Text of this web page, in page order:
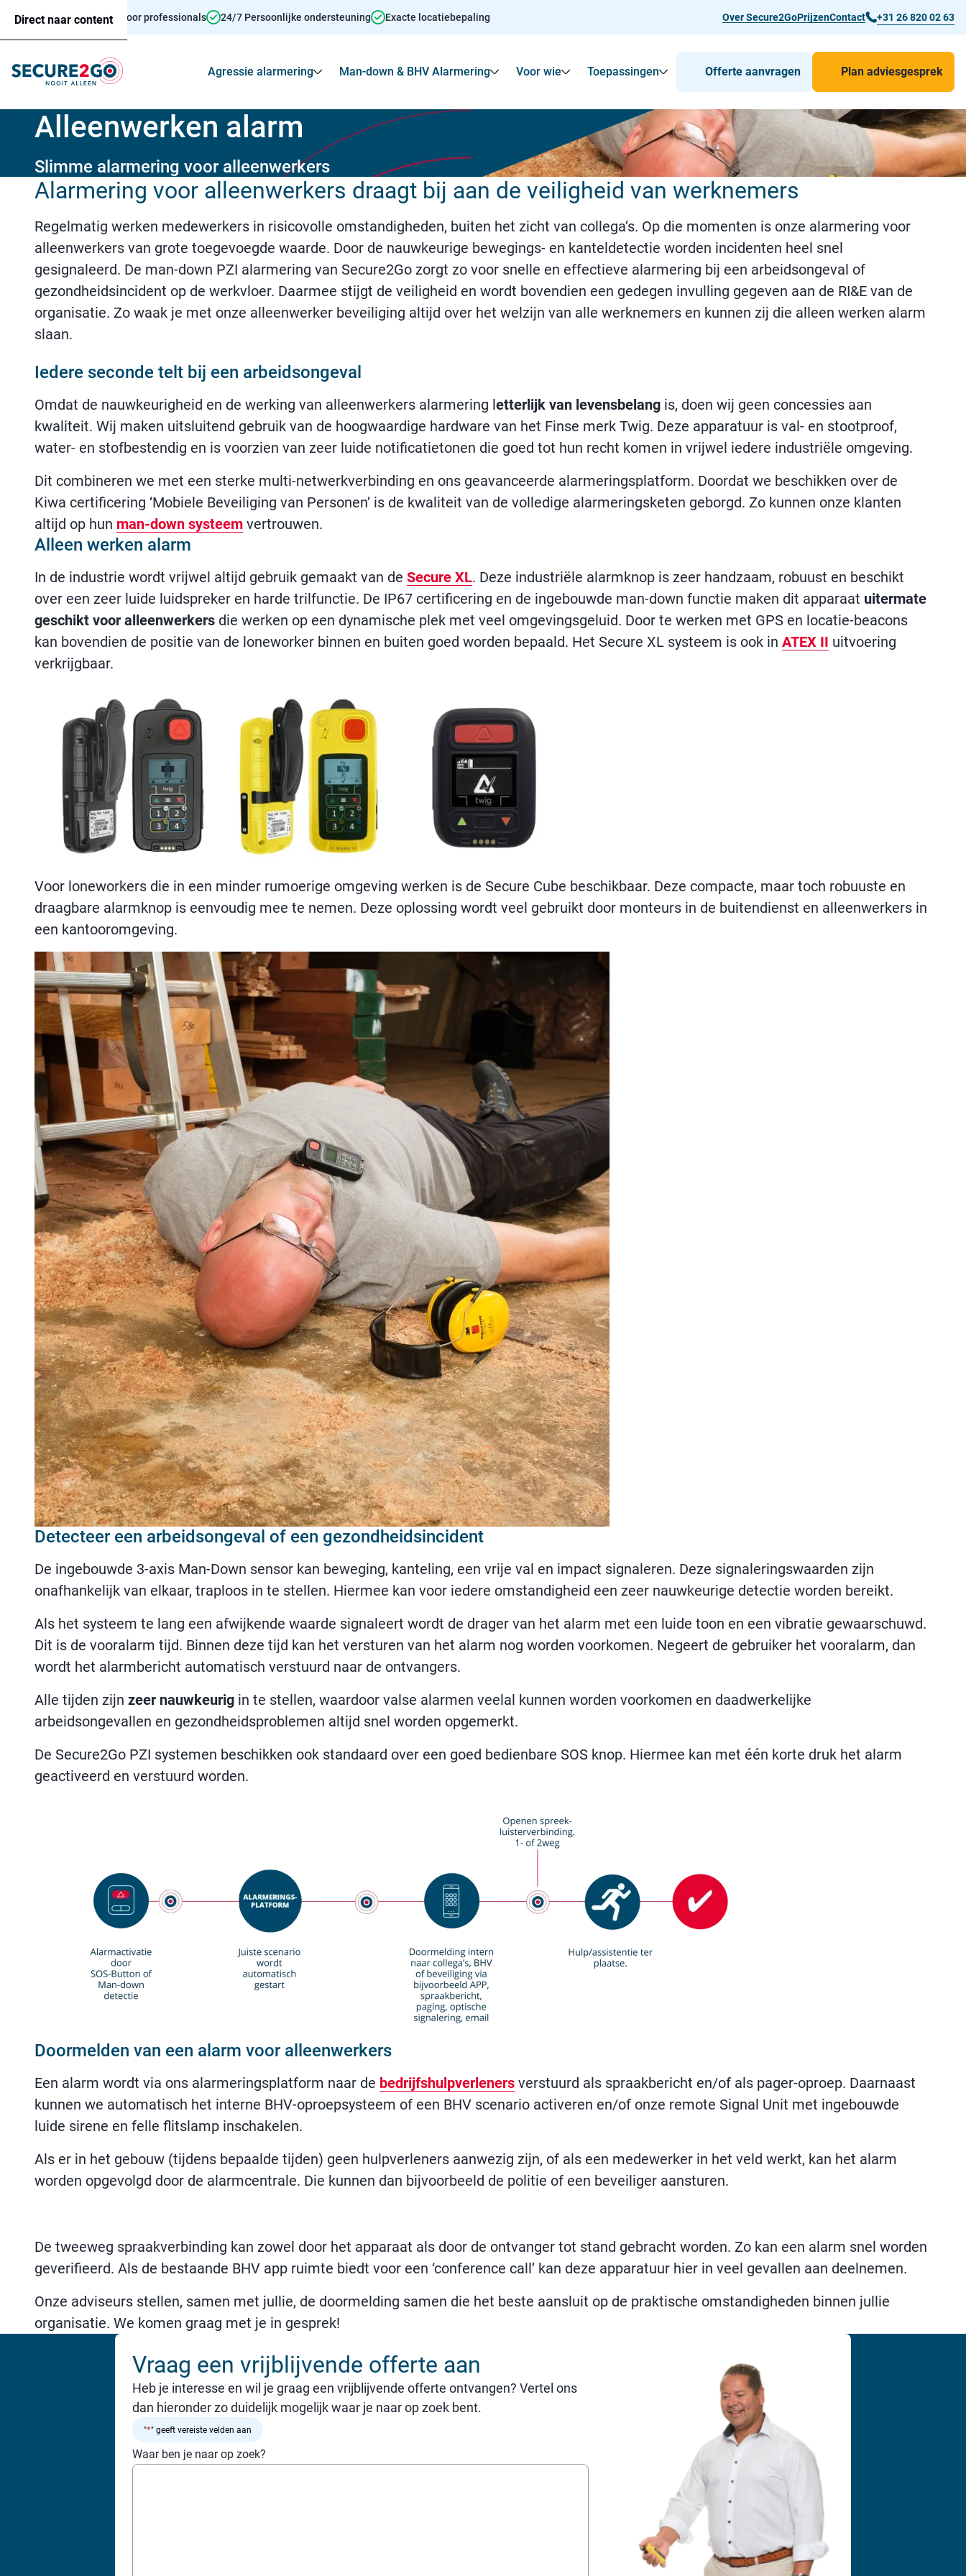
Direct naar content
Persoonsalarmering voor professionals 24/7 Persoonlijke ondersteuning Exacte locatiebepaling Over Secure2GoPrijzenContact +31 26 820 02 63
Agressie alarmering Toon Submenu voor Agressie alarmering
Man-down & BHV Alarmering Toon Submenu voor Man-down & BHV Alarmering
Voor wie Toon Submenu voor Voor wie
Toepassingen Toon Submenu voor Toepassingen
Offerte aanvragen Plan adviesgesprek
Alleenwerken alarm
Slimme alarmering voor alleenwerkers
Alarmering voor alleenwerkers draagt bij aan de veiligheid van werknemers
Regelmatig werken medewerkers in risicovolle omstandigheden, buiten het zicht van collega’s. Op die momenten is onze alarmering voor
alleenwerkers van grote toegevoegde waarde. Door de nauwkeurige bewegings- en kanteldetectie worden incidenten heel snel
gesignaleerd. De man-down PZI alarmering van Secure2Go zorgt zo voor snelle en effectieve alarmering bij een arbeidsongeval of
gezondheidsincident op de werkvloer. Daarmee stijgt de veiligheid en wordt bovendien een gedegen invulling gegeven aan de RI&E van de
organisatie. Zo waak je met onze alleenwerker beveiliging altijd over het welzijn van alle werknemers en kunnen zij die alleen werken alarm
slaan.
Iedere seconde telt bij een arbeidsongeval
Omdat de nauwkeurigheid en de werking van alleenwerkers alarmering letterlijk van levensbelang is, doen wij geen concessies aan
kwaliteit. Wij maken uitsluitend gebruik van de hoogwaardige hardware van het Finse merk Twig. Deze apparatuur is val- en stootproof,
water- en stofbestendig en is voorzien van zeer luide notificatietonen die goed tot hun recht komen in vrijwel iedere industriële omgeving.
Dit combineren we met een sterke multi-netwerkverbinding en ons geavanceerde alarmeringsplatform. Doordat we beschikken over de
Kiwa certificering ‘Mobiele Beveiliging van Personen’ is de kwaliteit van de volledige alarmeringsketen geborgd. Zo kunnen onze klanten
altijd op hun man-down systeem vertrouwen.
Alleen werken alarm
In de industrie wordt vrijwel altijd gebruik gemaakt van de Secure XL. Deze industriële alarmknop is zeer handzaam, robuust en beschikt
over een zeer luide luidspreker en harde trilfunctie. De IP67 certificering en de ingebouwde man-down functie maken dit apparaat uitermate
geschikt voor alleenwerkers die werken op een dynamische plek met veel omgevingsgeluid. Door te werken met GPS en locatie-beacons
kan bovendien de positie van de loneworker binnen en buiten goed worden bepaald. Het Secure XL systeem is ook in ATEX II uitvoering
verkrijgbaar.
Voor loneworkers die in een minder rumoerige omgeving werken is de Secure Cube beschikbaar. Deze compacte, maar toch robuuste en
draagbare alarmknop is eenvoudig mee te nemen. Deze oplossing wordt veel gebruikt door monteurs in de buitendienst en alleenwerkers in
een kantooromgeving.
Detecteer een arbeidsongeval of een gezondheidsincident
De ingebouwde 3-axis Man-Down sensor kan beweging, kanteling, een vrije val en impact signaleren. Deze signaleringswaarden zijn
onafhankelijk van elkaar, traploos in te stellen. Hiermee kan voor iedere omstandigheid een zeer nauwkeurige detectie worden bereikt.
Als het systeem te lang een afwijkende waarde signaleert wordt de drager van het alarm met een luide toon en een vibratie gewaarschuwd.
Dit is de vooralarm tijd. Binnen deze tijd kan het versturen van het alarm nog worden voorkomen. Negeert de gebruiker het vooralarm, dan
wordt het alarmbericht automatisch verstuurd naar de ontvangers.
Alle tijden zijn zeer nauwkeurig in te stellen, waardoor valse alarmen veelal kunnen worden voorkomen en daadwerkelijke
arbeidsongevallen en gezondheidsproblemen altijd snel worden opgemerkt.
De Secure2Go PZI systemen beschikken ook standaard over een goed bedienbare SOS knop. Hiermee kan met één korte druk het alarm
geactiveerd en verstuurd worden.
Doormelden van een alarm voor alleenwerkers
Een alarm wordt via ons alarmeringsplatform naar de bedrijfshulpverleners verstuurd als spraakbericht en/of als pager-oproep. Daarnaast
kunnen we automatisch het interne BHV-oproepsysteem of een BHV scenario activeren en/of onze remote Signal Unit met ingebouwde
luide sirene en felle flitslamp inschakelen.
Als er in het gebouw (tijdens bepaalde tijden) geen hulpverleners aanwezig zijn, of als een medewerker in het veld werkt, kan het alarm
worden opgevolgd door de alarmcentrale. Die kunnen dan bijvoorbeeld de politie of een beveiliger aansturen.
De tweeweg spraakverbinding kan zowel door het apparaat als door de ontvanger tot stand gebracht worden. Zo kan een alarm snel worden
geverifieerd. Als de bestaande BHV app ruimte biedt voor een ‘conference call’ kan deze apparatuur hier in veel gevallen aan deelnemen.
Onze adviseurs stellen, samen met jullie, de doormelding samen die het beste aansluit op de praktische omstandigheden binnen jullie
organisatie. We komen graag met je in gesprek!
Vraag een vrijblijvende offerte aan
Heb je interesse en wil je graag een vrijblijvende offerte ontvangen? Vertel ons
dan hieronder zo duidelijk mogelijk waar je naar op zoek bent.
"*" geeft vereiste velden aan
Waar ben je naar op zoek?